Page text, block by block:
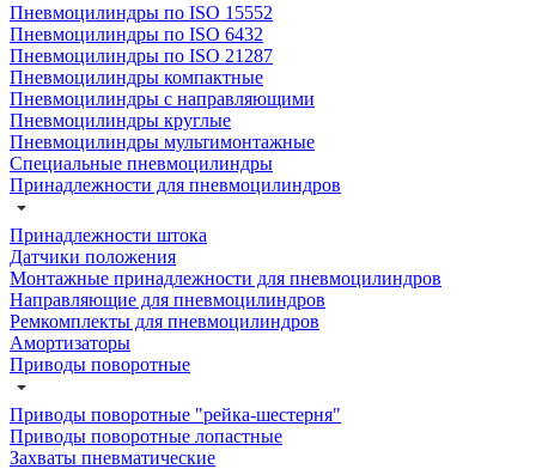
Пневмоцилиндры по ISO 15552
Пневмоцилиндры по ISO 6432
Пневмоцилиндры по ISO 21287
Пневмоцилиндры компактные
Пневмоцилиндры с направляющими
Пневмоцилиндры круглые
Пневмоцилиндры мультимонтажные
Специальные пневмоцилиндры
Принадлежности для пневмоцилиндров
Принадлежности штока
Датчики положения
Монтажные принадлежности для пневмоцилиндров
Направляющие для пневмоцилиндров
Ремкомплекты для пневмоцилиндров
Амортизаторы
Приводы поворотные
Приводы поворотные "рейка-шестерня"
Приводы поворотные лопастные
Захваты пневматические